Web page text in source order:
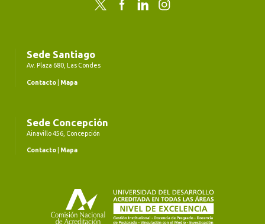
Twitter FacebookLinkedInInstagram
Sede Santiago
Av. Plaza 680, Las Condes
Contacto Mapa
Sede Concepción
Ainavillo 456, Concepción
Contacto Mapa